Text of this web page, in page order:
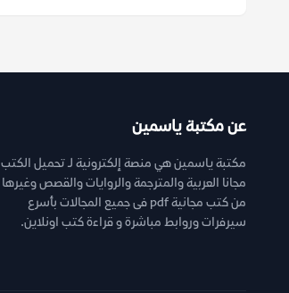
عن مكتبة ياسمين
مكتبة ياسمين هي منصة إلكترونية لـ تحميل الكتب
مجانا العربية والمترجمة والروايات والقصص وغيرها
من كتب مجانية pdf فى جميع المجالات بأسرع
سيرفرات وروابط مباشرة و قراءة كتب اونلاين.